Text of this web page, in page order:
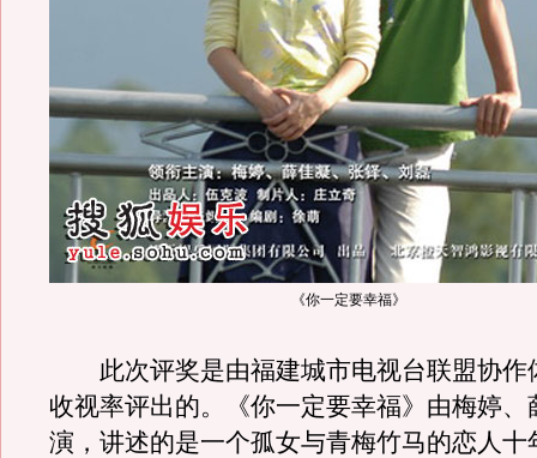
《你一定要幸福》
此次评奖是由福建城市电视台联盟协作
收视率评出的。《你一定要幸福》由梅婷、
演，讲述的是一个孤女与青梅竹马的恋人十